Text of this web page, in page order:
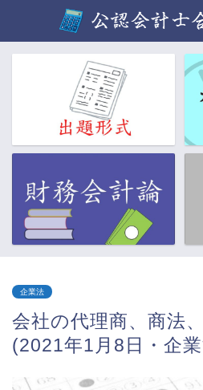
企業法
会社の代理商、商法
(2021年1月8日・企